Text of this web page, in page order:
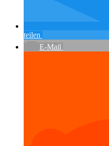
teilen
E-Mail